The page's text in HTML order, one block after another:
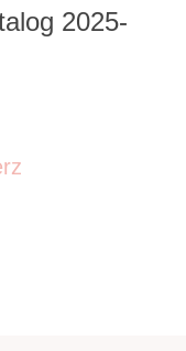
2025-